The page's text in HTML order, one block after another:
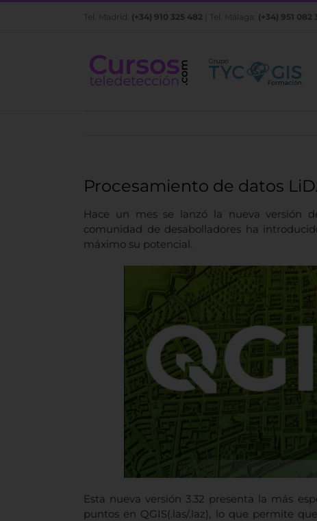
Saltar
Tel. Madrid: (+34) 910 325 482 | Tel. Málaga: (+34) 951 082
Procesamiento de datos
Hace un mes se lanzó la nueva versión
comunidad de desabolladores ha
máximo su potencial.
Esta nueva versión 3.32 presenta la más
puntos en QGIS(.las/.laz), lo que permite